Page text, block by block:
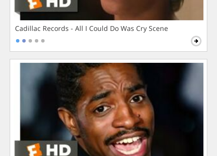
Cadillac Records - All I Could Do Was Cry Scene